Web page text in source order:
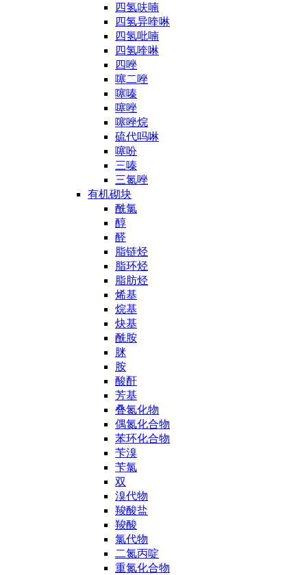
四氢呋喃
四氢异喹啉
四氢吡喃
四氢喹啉
四唑
噻二唑
噻嗪
噻唑
噻唑烷
硫代吗啉
噻吩
三嗪
三氮唑
有机砌块
酰氯
醇
醛
脂链烃
脂环烃
脂肪烃
烯基
烷基
炔基
酰胺
脒
胺
酸酐
芳基
叠氮化物
偶氮化合物
苯环化合物
苄溴
苄氯
双
溴代物
羧酸盐
羧酸
氯代物
二氮丙啶
重氮化合物